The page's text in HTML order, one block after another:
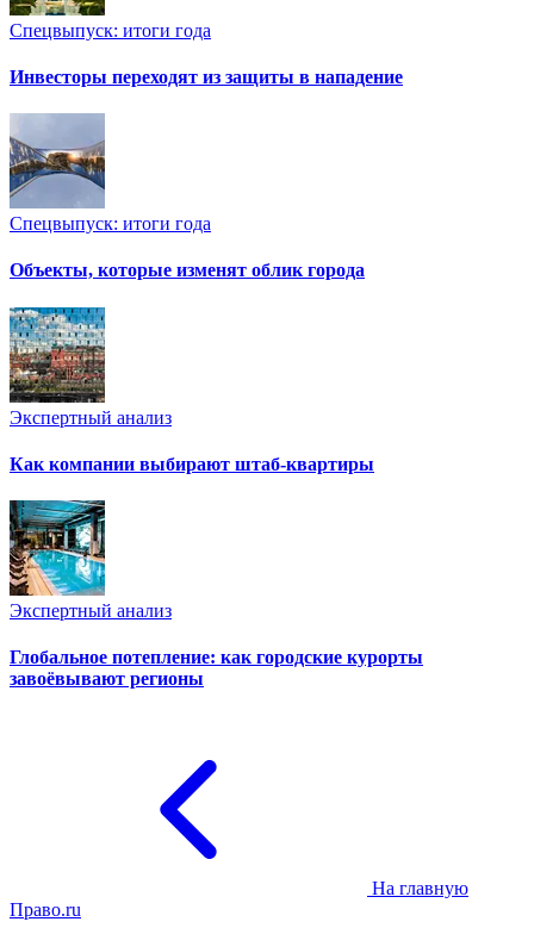
Спецвыпуск: итоги года
Инвесторы переходят из защиты в нападение
Спецвыпуск: итоги года
Объекты, которые изменят облик города
Экспертный анализ
Как компании выбирают штаб-квартиры
Экспертный анализ
Глобальное потепление: как городские курорты
завоёвывают регионы
На главную
Право.ru